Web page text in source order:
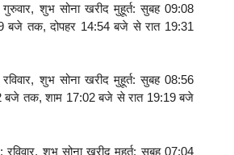
गुरुवार, शुभ सोना खरीद मुहूर्त: सुबह 09:08
बजे तक, दोपहर 14:54 बजे से रात 19:31
शुभ सोना खरीद मुहूर्त: सुबह 08:56
बजे तक, शाम 17:02 बजे से रात 19:19 बजे
रविवार, शुभ सोना खरीद मुहूर्त: सुबह 07:04